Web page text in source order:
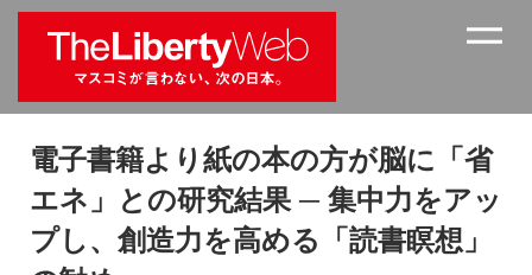
電子書籍より紙の本の方が脳に「省
エネ」との研究結果 ─ 集中力をアッ
プし、創造力を高める「読書瞑想」